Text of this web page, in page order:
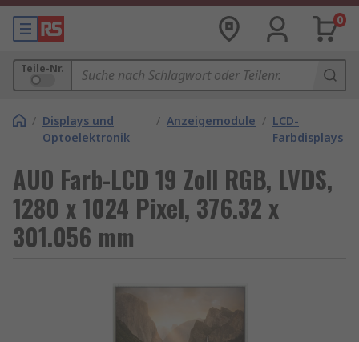
0
Teile-Nr.
/ Displays und
Optoelektronik
/ Anzeigemodule / LCD-
Farbdisplays
AUO Farb-LCD 19 Zoll RGB, LVDS,
1280 x 1024 Pixel, 376.32 x
301.056 mm